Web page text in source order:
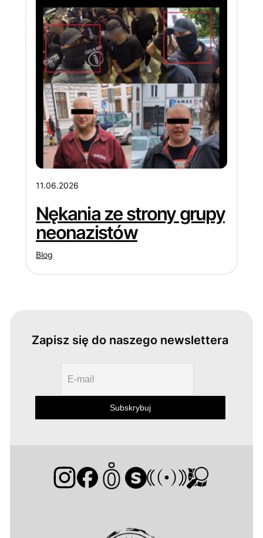
11.06.2026
Nękania ze strony grupy
neonazistów
Blog
Zapisz się do naszego newslettera